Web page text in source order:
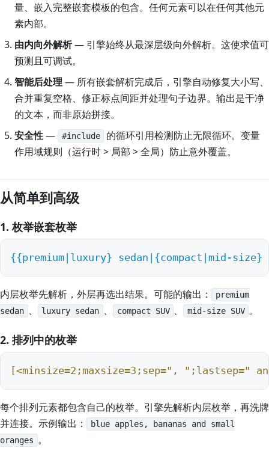
量、嵌入完整嵌套模板的包含。任何元素可以在任何其他元
素内部。
由内向外解析— 引擎始终从最深层级向外解析。这使求值可
预测且可调试。
智能后处理 — 所有嵌套解析完成后，引擎自动修复大小写、
合并重复空格、修正标点间距并处理句子边界。输出是干净
的文本，而非原始拼接。
安全性— #include
的循环引用检测防止无限循环。变量
作用域规则（运行时 > 局部 > 全局）防止意外覆盖。
从简单到高级
1. 枚举嵌套枚举
{{premium|luxury} sedan| {compact|mid-size}
内层枚举先解析，外层再选出结果。可能的输出：
premium
sedan 、 luxury sedan 、 compact SUV 、 mid-size SUV 。
2. 排列中的枚举
[<minsize=2;maxsize=3;sep=", ";lastsep="
每个排列元素都包含自己的枚举。引擎先解析内层枚举，再洗牌
并连接。示例输出：
blue apples, bananas and small
oranges 。